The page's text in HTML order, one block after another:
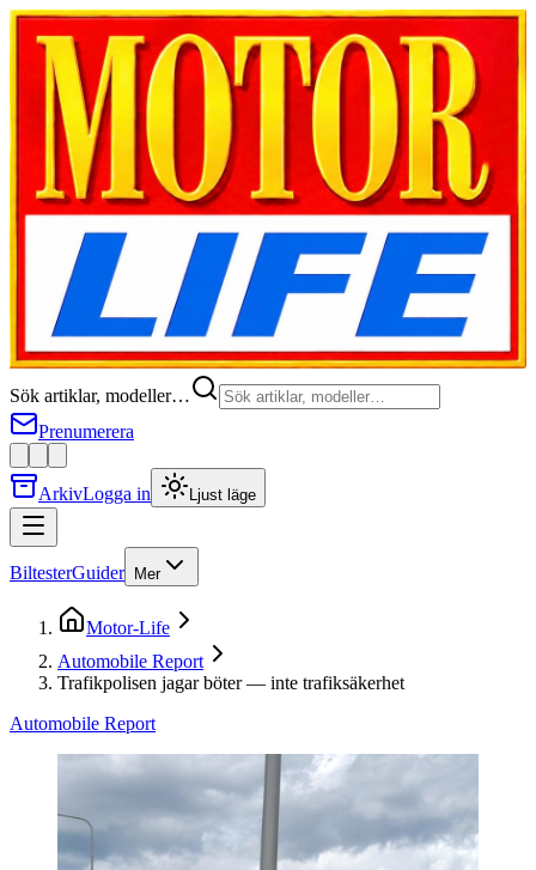
Sök artiklar, modeller…
Prenumerera
ArkivLogga in Ljust läge
BiltesterGuider Mer
Motor-Life
Automobile Report
Trafikpolisen jagar böter — inte trafiksäkerhet
Automobile Report